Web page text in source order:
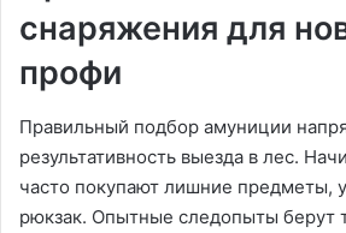
снаряжения для
профи
Правильный подбор амуниции
результативность выезда в лес.
часто покупают лишние предметы,
рюкзак. Опытные следопыты берут